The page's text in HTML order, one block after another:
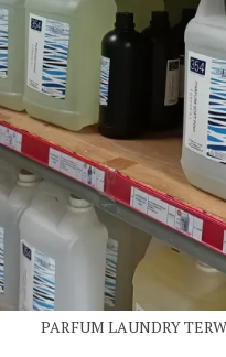
PARFUM LAUNDRY